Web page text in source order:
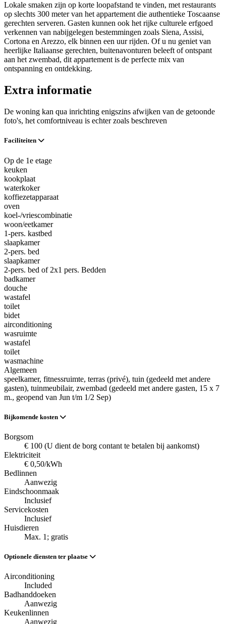
Lokale smaken zijn op korte loopafstand te vinden, met restaurants
op slechts 300 meter van het appartement die authentieke Toscaanse
gerechten serveren. Gasten kunnen ook het rijke culturele erfgoed
verkennen van nabijgelegen bestemmingen zoals Siena, Assisi,
Cortona en Arezzo, elk binnen een uur rijden. Of u nu geniet van
heerlijke Italiaanse gerechten, buitenavonturen beleeft of ontspant
aan het zwembad, dit appartement is de perfecte mix van
ontspanning en ontdekking.
Extra informatie
De woning kan qua inrichting enigszins afwijken van de getoonde
foto's, het comfortniveau is echter zoals beschreven
Faciliteiten
Op de 1e etage
keuken
kookplaat
waterkoker
koffiezetapparaat
oven
koel-/vriescombinatie
woon/eetkamer
1-pers. kastbed
slaapkamer
2-pers. bed
slaapkamer
2-pers. bed of 2x1 pers. Bedden
badkamer
douche
wastafel
toilet
bidet
airconditioning
wasruimte
wastafel
toilet
wasmachine
Algemeen
speelkamer, fitnessruimte, terras (privé), tuin (gedeeld met andere
gasten), tuinmeubilair, zwembad (gedeeld met andere gasten, 15 x 7
m., geopend van Jun t/m 1/2 Sep)
Bijkomende kosten
Borgsom
€ 100 (U dient de borg contant te betalen bij aankomst)
Elektriciteit
€ 0,50/kWh
Bedlinnen
Aanwezig
Eindschoonmaak
Inclusief
Servicekosten
Inclusief
Huisdieren
Max. 1; gratis
Optionele diensten ter plaatse
Airconditioning
Included
Badhanddoeken
Aanwezig
Keukenlinnen
Aanwezig